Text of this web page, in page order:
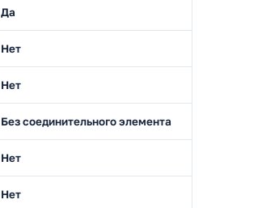
Да
Нет
Нет
Без соединительного элемента
Нет
Нет